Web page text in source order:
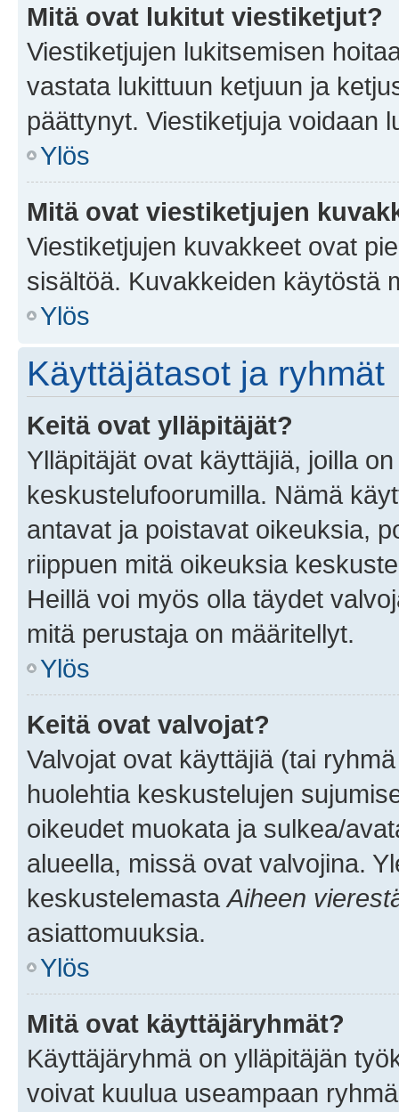
Mitä ovat lukitut viestiketjut?
Viestiketjujen lukitsemisen
vastata lukittuun ketjuun ja
päättynyt. Viestiketjuja voidaan
Ylös
Mitä ovat viestiketjujen
Viestiketjujen kuvakkeet ovat
sisältöä. Kuvakkeiden käytöstä
Ylös
Käyttäjätasot ja ryhmät
Keitä ovat ylläpitäjät?
Ylläpitäjät ovat käyttäjiä, joilla
keskustelufoorumilla. Nämä
antavat ja poistavat oikeuksia,
riippuen mitä oikeuksia
Heillä voi myös olla täydet
mitä perustaja on määritellyt.
Ylös
Keitä ovat valvojat?
Valvojat ovat käyttäjiä (tai
huolehtia keskustelujen
oikeudet muokata ja sulkea/
alueella, missä ovat valvojina.
keskustelemasta Aiheen
asiattomuuksia.
Ylös
Mitä ovat käyttäjäryhmät?
Käyttäjäryhmä on ylläpitäjän
voivat kuulua useampaan